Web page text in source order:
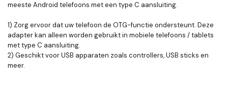
meeste Android telefoons met een type C aansluiting.
1) Zorg ervoor dat uw telefoon de OTG-functie ondersteunt. Deze
adapter kan alleen worden gebruikt in mobiele telefoons / tablets
met type C aansluiting.
2) Geschikt voor USB apparaten zoals controllers, USB sticks en
meer.